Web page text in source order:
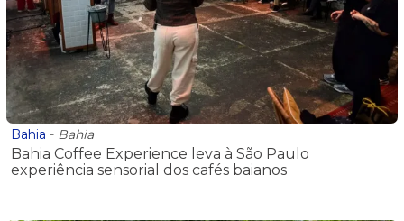
Bahia - Bahia
Bahia Coffee Experience leva à São Paulo
experiência sensorial dos cafés baianos